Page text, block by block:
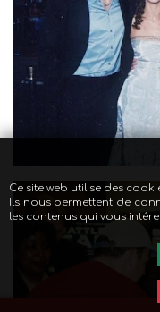
Ce site web utilise des
Ils nous permettent de
les contenus qui vous